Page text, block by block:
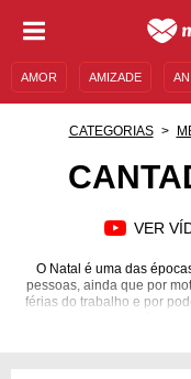
AMOR AMIZADE
CATEGORIAS
VER
O Natal é uma das
pessoas, ainda que por
férias do trabalho e por
presentes, promoções e